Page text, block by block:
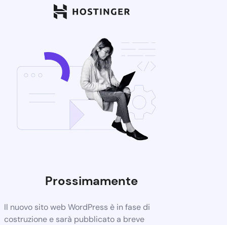
Prossimamente
Il nuovo sito web WordPress è in fase di
costruzione e sarà pubblicato a breve